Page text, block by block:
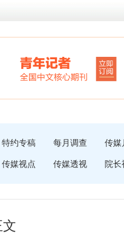
特约专稿 每月调查 传媒
传媒视点 传媒透视 院长
文